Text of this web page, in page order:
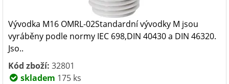
Vývodka M16 OMRL-02Standardní vývodky M jsou
vyráběny podle normy IEC 698,DIN 40430 a DIN 46320.
Jso..
Kód zboží: 32801
skladem 175 ks